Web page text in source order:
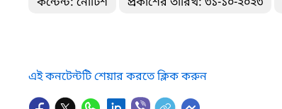
এই কনটেন্টটি শেয়ার করতে ক্লিক করুন